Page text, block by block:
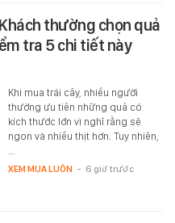
thường chọn quả
tra 5 chi tiết này
Khi mua trái cây, nhiều người
thường ưu tiên những quả có
kích thước lớn vì nghĩ rằng sẽ
ngon và nhiều thịt hơn. Tuy nhiên,
…
XEM MUA LUÔN - 6 giờ trước